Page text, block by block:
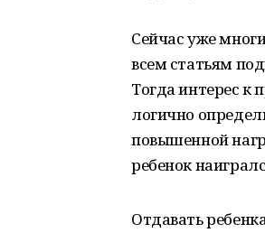
Сейчас уже
всем статьям
Тогда интерес к
логично
повышенной
ребенок
Отдавать